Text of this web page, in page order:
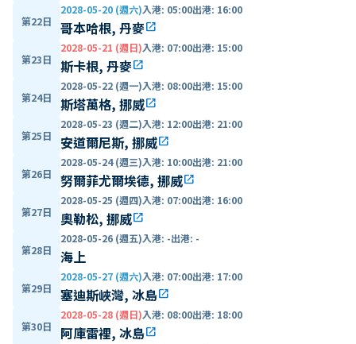
第22日
2028-05-20 (週六)入港: 05:00出港: 16:00
哥本哈根, 丹麥open_in_new
第23日
2028-05-21 (週日)入港: 07:00出港: 15:00
斯卡根, 丹麥open_in_new
第24日
2028-05-22 (週一)入港: 08:00出港: 15:00
斯塔萬格, 挪威open_in_new
第25日
2028-05-23 (週二)入港: 12:00出港: 21:00
安道爾尼斯, 挪威open_in_new
第26日
2028-05-24 (週三)入港: 10:00出港: 21:00
努爾菲尤爾埃德, 挪威open_in_new
第27日
2028-05-25 (週四)入港: 07:00出港: 16:00
奧勒松, 挪威open_in_new
第28日
2028-05-26 (週五)入港: -出港: -
海上
第29日
2028-05-27 (週六)入港: 07:00出港: 17:00
塞迪斯峽灣, 冰島open_in_new
第30日
2028-05-28 (週日)入港: 08:00出港: 18:00
阿庫雷裡, 冰島open_in_new